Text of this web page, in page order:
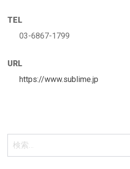
TEL
03-6867-1799
URL
https://www.sublime.jp
検
索: